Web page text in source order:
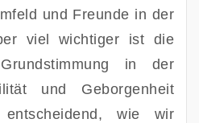
und Freunde in der
viel wichtiger ist die
in der
und Geborgenheit
wie wir